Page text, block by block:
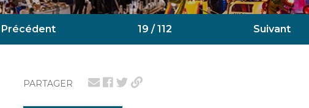
Précédent 19 / 112 Suivant
PARTAGER